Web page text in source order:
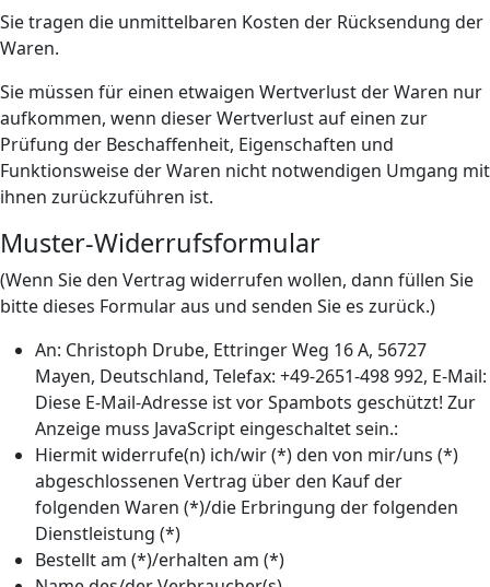
Sie tragen die unmittelbaren Kosten der Rücksendung der
Waren.
Sie müssen für einen etwaigen Wertverlust der Waren nur
aufkommen, wenn dieser Wertverlust auf einen zur
Prüfung der Beschaffenheit, Eigenschaften und
Funktionsweise der Waren nicht notwendigen Umgang mit
ihnen zurückzuführen ist.
Muster-Widerrufsformular
(Wenn Sie den Vertrag widerrufen wollen, dann füllen Sie
bitte dieses Formular aus und senden Sie es zurück.)
An: Christoph Drube, Ettringer Weg 16 A, 56727
Mayen, Deutschland, Telefax: +49-2651-498 992, E-Mail:
Diese E-Mail-Adresse ist vor Spambots geschützt! Zur
Anzeige muss JavaScript eingeschaltet sein.:
Hiermit widerrufe(n) ich/wir (*) den von mir/uns (*)
abgeschlossenen Vertrag über den Kauf der
folgenden Waren (*)/die Erbringung der folgenden
Dienstleistung (*)
Bestellt am (*)/erhalten am (*)